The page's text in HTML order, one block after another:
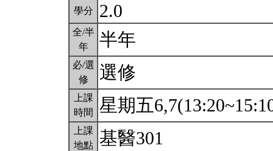
學分 2.0
全/半
年
半年
必/選
修
選修
上課
時間
星期五
上課
地點
基醫301